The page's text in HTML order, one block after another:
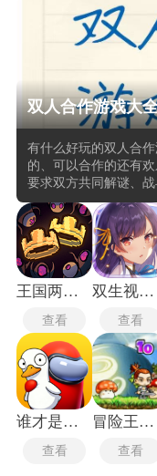
双人合作游戏大
有什么好玩的双人合
的、可以合作的还有
要求双方共同解谜、
致任务失败或进度重
制，一人倒地后可由
互补技能配置，如一
另一人提供平台支撑
内置语音或快捷指令
调个人英雄主义，通
王国两位君主手机版
查看
双生视界日服
查看
谁才是内鬼免广告版
查看
冒险王之精灵物语中文版
查看